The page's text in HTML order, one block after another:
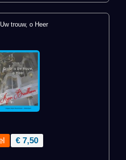
trouw, o Heer
€ 7,50